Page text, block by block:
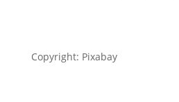
Copyright: Pixabay